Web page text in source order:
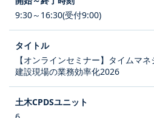
9:30～16:30(受付9:00)
【オンラインセミナー】タイムマ
建設現場の業務効率化2026